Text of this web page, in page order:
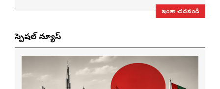
ఇంకా చదవండి
స్పెషల్ న్యూస్